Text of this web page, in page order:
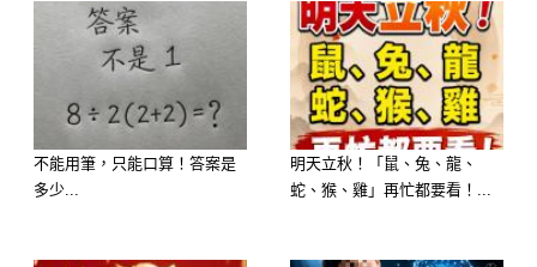
不能用筆，只能口算！答案是
多少...
明天立秋！「鼠、兔、龍、
蛇、猴、雞」再忙都要看！...